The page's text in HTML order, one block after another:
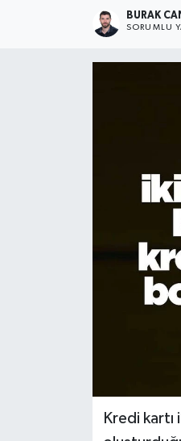
BURAK
SORUMLU
Kredi kartı